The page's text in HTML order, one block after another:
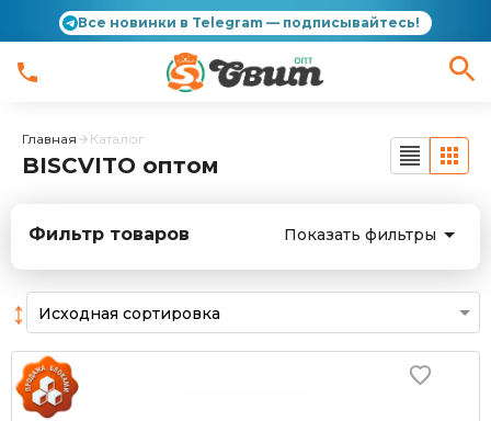
Все новинки в Telegram — подписывайтесь!
Главная Каталог
BISCVITO оптом
Фильтр товаров Показать фильтры
↕